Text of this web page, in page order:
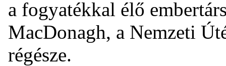
a fogyatékkal élő
MacDonagh, a Nemzeti
régésze.